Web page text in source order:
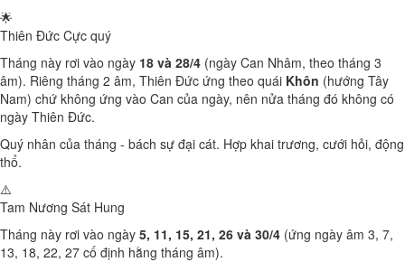
🌟
Thiên Đức Cực quý
Tháng này rơi vào ngày 18 và 28/4 (ngày Can Nhâm, theo tháng 3
âm). Riêng tháng 2 âm, Thiên Đức ứng theo quái Khôn (hướng Tây
Nam) chứ không ứng vào Can của ngày, nên nửa tháng đó không có
ngày Thiên Đức.
Quý nhân của tháng - bách sự đại cát. Hợp khai trương, cưới hỏi, động
thổ.
⚠️
Tam Nương Sát Hung
Tháng này rơi vào ngày 5, 11, 15, 21, 26 và 30/4 (ứng ngày âm 3, 7,
13, 18, 22, 27 cố định hằng tháng âm).